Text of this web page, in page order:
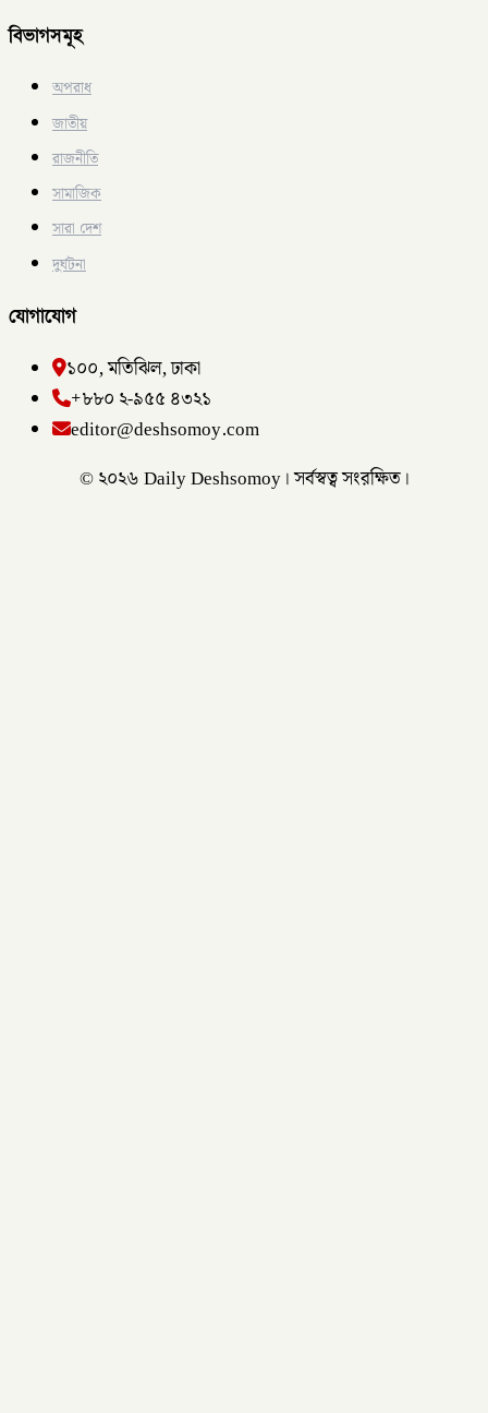
বিভাগসমূহ
অপরাধ
জাতীয়
রাজনীতি
সামাজিক
সারা দেশ
দুর্ঘটনা
যোগাযোগ
১০০, মতিঝিল, ঢাকা
+৮৮০ ২-৯৫৫ ৪৩২১
editor@deshsomoy.com
© ২০২৬ Daily Deshsomoy। সর্বস্বত্ব সংরক্ষিত।